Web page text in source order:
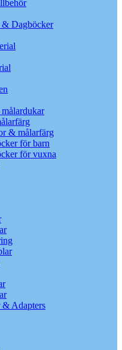
Dagböcker
& målarfärg
för barn
för vuxna
Adapters